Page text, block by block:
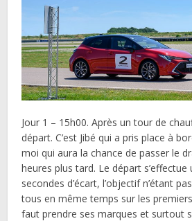
Jour 1 – 15h00. Après un tour de
départ. C’est Jibé qui a pris place à
moi qui aura la chance de passer le
heures plus tard. Le départ s’effectue
secondes d’écart, l’objectif n’étant
tous en même temps sur les
faut prendre ses marques et surtout